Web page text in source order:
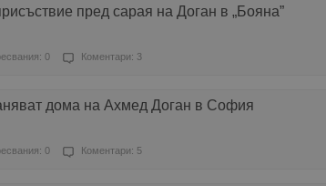
пред сарая на Доган в „Бояна”
0 Коментари: 3
дома на Ахмед Доган в София
0 Коментари: 5